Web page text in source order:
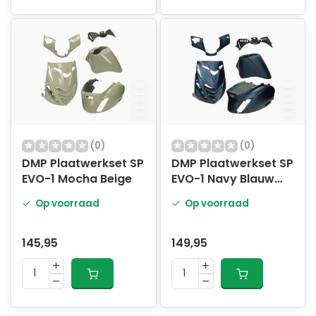
(0)
DMP Plaatwerkset SP
EVO-1 Mocha Beige
Op voorraad
145,95
(0)
DMP Plaatwerkset SP
EVO-1 Navy Blauw
Op voorraad
149,95